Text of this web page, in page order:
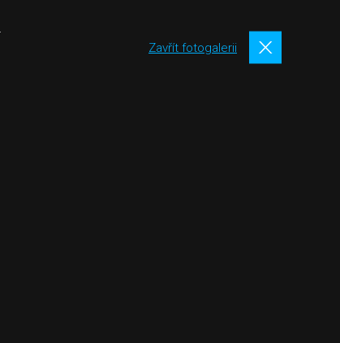
Zavřít fotogalerii